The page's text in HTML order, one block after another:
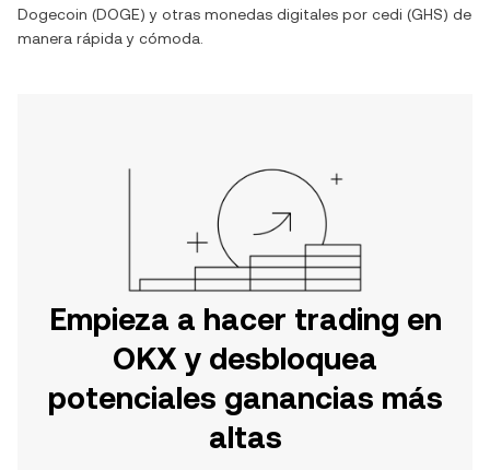
Dogecoin (DOGE) y otras monedas digitales por cedi (GHS) de
manera rápida y cómoda.
Empieza a hacer trading en
OKX y desbloquea
potenciales ganancias más
altas